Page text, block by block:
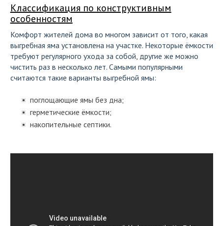
Классификация по конструктивным
особенностям
Комфорт жителей дома во многом зависит от того, какая
выгребная яма установлена на участке. Некоторые ёмкости
требуют регулярного ухода за собой, другие же можно
чистить раз в несколько лет. Самыми популярными
считаются такие варианты выгребной ямы:
поглощающие ямы без дна;
герметические ёмкости;
накопительные септики.